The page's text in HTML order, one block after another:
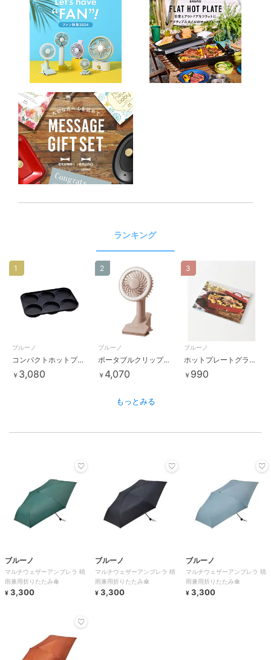
ランキング
ブルーノ
コンパクトホットプレート用 マルチプレート
￥ 3,080
1
ブルーノ
ポータブルクリップライトファン
￥ 4,070
2
ブルーノ
ホットプレートグランデサイズレシピブック
￥ 990
3
もっとみる
ブルーノ
マルチウェザーアンブレラ 晴
雨兼用折りたたみ傘
¥ 3,300
ブルーノ
マルチウェザーアンブレラ 晴
雨兼用折りたたみ傘
¥ 3,300
ブルーノ
マルチウェザーアンブレラ 晴
雨兼用折りたたみ傘
¥ 3,300